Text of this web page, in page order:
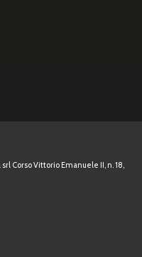
Corso Vittorio Emanuele II, n. 18,